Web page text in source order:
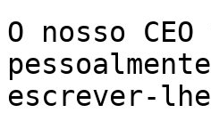
O nosso
escrever-